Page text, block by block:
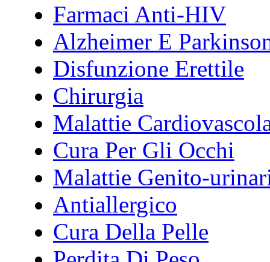
Farmaci Anti-HIV
Alzheimer E
Disfunzione Erettile
Chirurgia
Malattie
Cura Per Gli Occhi
Malattie Genito-
Antiallergico
Cura Della Pelle